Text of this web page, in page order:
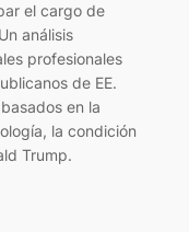
el cargo de
análisis
profesionales
de EE.
en la
la condición
Trump.